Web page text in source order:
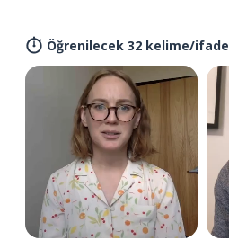
Öğrenilecek 32 kelime/ifade